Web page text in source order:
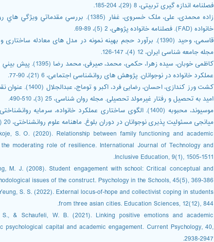
فصلنامه اندازه گیری تربیتی، 8 (29)، 204-185.
زاده محمدی، علی، ملک خسروی، غفار (1385).
خانواده (FAD). فصلنامه خانواده پژوهی، 2 (5)، 89-69.
قاسمی، وحید (1390). برآورد حجم بهینه نمونه در مدل های معادله
مجله جامعه شناسی ایران، 12 (4)، 147-126.
کاظمی خوبان، سیده
عملكرد خانواده در نوجوانان. پژوهش های روانشناسی اجتماعی، 6 (21)، 90-77.
کشت ورز کندازی،
امید به تحصیل و رفتار غیرمولد تحصیلی. مجله روان شناسی، 25 (3)، 510-490.
موسیوند، محبوبه (1400). الگوی ساختاری عملکرد خانواده،
میانجی مسئولیت پذیری نوجوانان در دوران بلوغ. ماهنامه علوم روانشناختی، 20 (103)، 1170-1147.
S. O. (2020). Relationship between family functioning and academic
moderating role of resilience. International Journal of Technology and
Inclusive Education, 9(1), 1505-1511.
M. J. (2008). Student engagement with school: Critical conceptual and
issues of the construct. Psychology in the Schools, 45(5), 369-386.
S. S. (2022). External locus-of-hope and collectivist coping in students
from three asian cities. Education Sciences, 12(12), 844.‏
S., & Schaufeli, W. B. (2021). Linking positive emotions and academic
capital and academic engagement. Current Psychology, 40,
2938-2947.